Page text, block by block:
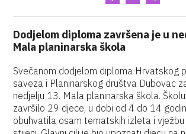
Dodjelom diploma završena je u
Mala planinarska škola
Svečanom dodjelom diploma Hrvatskog
saveza i Planinarskog društva Dubovac
nedjelju 13. Mala planinarska škola.
završilo 29 djece, u dobi od 4 do 14
obuhvatila osam tematskih izleta i vježbu